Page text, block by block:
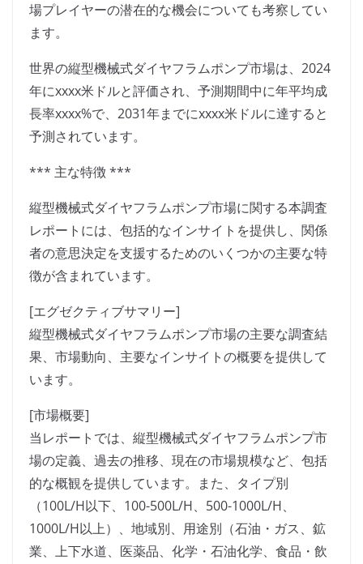
場プレイヤーの潜在的な機会についても考察してい
ます。
世界の縦型機械式ダイヤフラムポンプ市場は、2024
年にxxxx米ドルと評価され、予測期間中に年平均成
長率xxxx%で、2031年までにxxxx米ドルに達すると
予測されています。
*** 主な特徴 ***
縦型機械式ダイヤフラムポンプ市場に関する本調査
レポートには、包括的なインサイトを提供し、関係
者の意思決定を支援するためのいくつかの主要な特
徴が含まれています。
[エグゼクティブサマリー]
縦型機械式ダイヤフラムポンプ市場の主要な調査結
果、市場動向、主要なインサイトの概要を提供して
います。
[市場概要]
当レポートでは、縦型機械式ダイヤフラムポンプ市
場の定義、過去の推移、現在の市場規模など、包括
的な概観を提供しています。また、タイプ別
（100L/H以下、100-500L/H、500-1000L/H、
1000L/H以上）、地域別、用途別（石油・ガス、鉱
業、上下水道、医薬品、化学・石油化学、食品・飲